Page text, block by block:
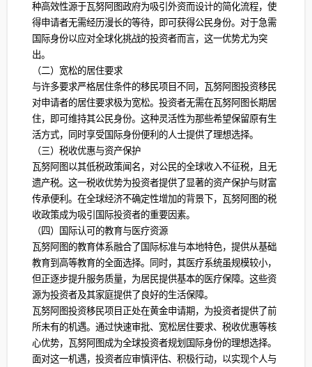
种高效性源于瓦努阿图政府为吸引外资而设计的简化流程，使
得申请者无需经历漫长的等待，即可获得公民身份。对于急需
国际身份以应对全球化挑战的投资者而言，这一优势尤为突
出。
（二）宽松的居住要求
与许多要求严格居住条件的移民项目不同，瓦努阿图投资移民
对申请者的居住要求极为宽松。投资者无需在瓦努阿图长期居
住，即可维持其公民身份。这种灵活性为那些希望保留原有生
活方式，同时享受国际身份便利的人士提供了理想选择。
（三）税收优惠与资产保护
瓦努阿图以其低税政策闻名，对公民的全球收入不征税，且无
遗产税。这一税收优势为投资者提供了显著的资产保护与财富
传承便利。在全球经济不确定性增加的背景下，瓦努阿图的税
收政策成为吸引国际投资者的重要因素。
（四）国际认可的教育与医疗资源
瓦努阿图的教育体系融合了国际标准与本地特色，提供从基础
教育到高等教育的全面选择。同时，其医疗系统虽规模较小，
但正逐步提升服务质量，为居民提供基本的医疗保障。这些资
源为投资者及其家庭提供了良好的生活保障。
瓦努阿图投资移民项目正处在黄金申请期，为投资者提供了前
所未有的机遇。通过快速审批、宽松居住要求、税收优惠等核
心优势，瓦努阿图成为全球投资者规划国际身份的理想选择。
面对这一机遇，投资者应审慎评估、积极行动，以实现个人与